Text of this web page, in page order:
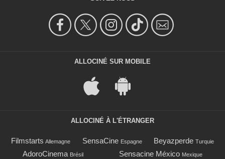
ALLOCINÉ SUR MOBILE
ALLOCINÉ À L'ÉTRANGER
Filmstarts Allemagne SensaCine Espagne Beyazperde Turquie
AdoroCinema Brésil Sensacine México Mexique